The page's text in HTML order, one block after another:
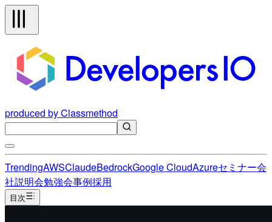
produced by Classmethod
TrendingAWSClaudeBedrockGoogle CloudAzureセミナー会
社説明会勉強会事例採用
目次